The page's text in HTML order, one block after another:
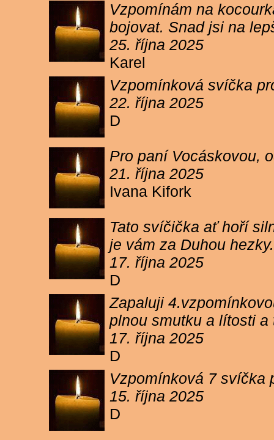
Vzpomínám na
bojovat. Snad jsi na
25. října 2025
Karel
Vzpomínková svíčka
22. října 2025
D
Pro paní Vocáskovou,
21. října 2025
Ivana Kifork
Tato svíčička ať hoří
je vám za Duhou
17. října 2025
D
Zapaluji
plnou smutku a lítosti
17. října 2025
D
Vzpomínková 7 svíčka
15. října 2025
D